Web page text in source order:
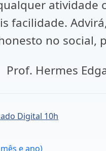
atividade
facilidade.
no social,
Edgar
Digital 10h
e ano)